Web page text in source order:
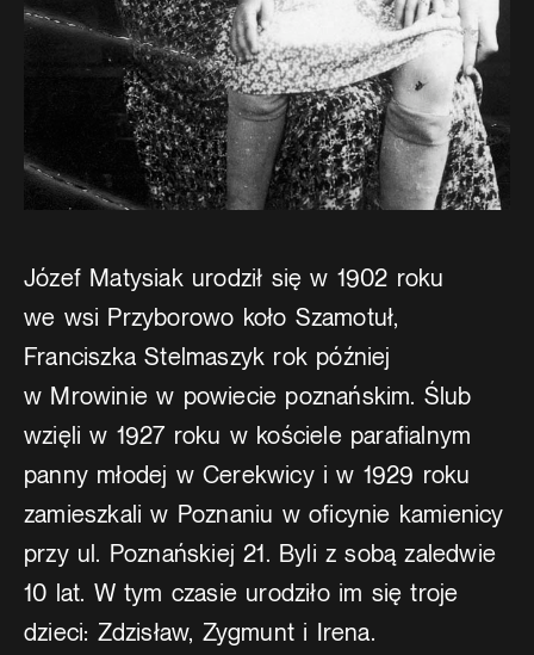
Józef Matysiak urodził się w 1902 roku
we wsi Przyborowo koło Szamotuł,
Franciszka Stelmaszyk rok później
w Mrowinie w powiecie poznańskim. Ślub
wzięli w 1927 roku w kościele parafialnym
panny młodej w Cerekwicy i w 1929 roku
zamieszkali w Poznaniu w oficynie kamienicy
przy ul. Poznańskiej 21. Byli z sobą zaledwie
10 lat. W tym czasie urodziło im się troje
dzieci: Zdzisław, Zygmunt i Irena.